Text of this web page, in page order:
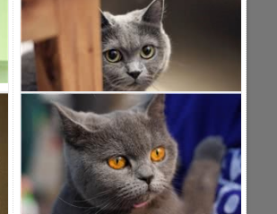
国短毛猫的品种诞生了。1871年，英国短
毛猫参加了伦敦的水晶宫博览会，起品种
也从此开始被命名。1901年，英国猫俱乐
部成立了，那时的英国短毛猫还是体型大
而结实的蓝色毛种，很像法国的卡尔特
猫，后来由于它们的后代越来越像，甚至
不分彼此。所以FIFE(英国最大爱猫协会)决
定将这两个品种合二为一。第二次世界大
战之后，更多毛色的英国短毛猫也陆续被
各国的猫会所承认，它们走进了千家万
户，成为人们生活中的伴侣。
出整体的匀称和比例，不应过分强调某一
特征，以免诱使繁育过程中出现忽视或极
端的倾向。
头： 浑圆而且厚重结实。圆圆的脸和头骨
配着粗短的脖子。前额应该是圆的，头顶
略平。前额不应有斜面。
鼻子：中等长度，较宽。从侧面看，有一
点轻微的下凹。
下巴：结实，发育良好且与鼻子和上唇成
一直线。
吻部：有特色、发育饱满，在大而圆的须
2000多年前的古罗马帝国时期，它们就曾
跟随凯撒大帝到处征战。在战争中，它们
靠着超强的捕鼠能力，保护罗马大军的粮
草不被老鼠偷吃，充分保障了军需后方的
稳定。从此，这些猫在人们心中得到了很
高的地位。就在那个时候，它们被带到了
英国境内，靠着极强的适应能力，逐渐演
变成为英国的土著猫。